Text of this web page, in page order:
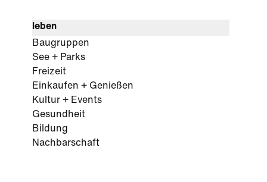
leben
Baugruppen
See + Parks
Freizeit
Einkaufen + Genießen
Kultur + Events
Gesundheit
Bildung
Nachbarschaft